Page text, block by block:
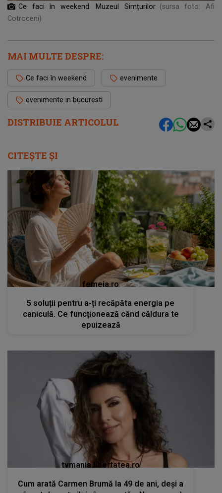
DISTRIBUIE ARTICOLUL
Ce faci în weekend. Muzeul Simțurilor (sursa foto: Afi
Cotroceni)
MAI MULTE DESPRE:
Ce faci în weekend evenimente
evenimente in bucuresti
CITEȘTE ȘI
femeia.ro
5 soluții pentru a-ți recăpăta energia pe
caniculă. Ce funcționează când căldura te
epuizează
tvmania.libertatea.ro
Cum arată Carmen Brumă la 49 de ani, deși a